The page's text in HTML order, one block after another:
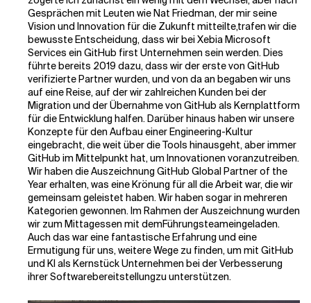
Gesprächen mit Leuten wie Nat Friedman, der mir seine
Vision und Innovation für die Zukunft mitteilte,trafen wir die
bewusste Entscheidung, dass wir bei Xebia Microsoft
Services ein GitHub first Unternehmen sein werden. Dies
führte bereits 2019 dazu, dass wir der erste von GitHub
verifizierte Partner wurden, und von da an begaben wir uns
auf eine Reise, auf der wir zahlreichen Kunden bei der
Migration und der Übernahme von GitHub als Kernplattform
für die Entwicklung halfen. Darüber hinaus haben wir unsere
Konzepte für den Aufbau einer Engineering-Kultur
eingebracht, die weit über die Tools hinausgeht, aber immer
GitHub im Mittelpunkt hat, um Innovationen voranzutreiben.
Wir haben die Auszeichnung GitHub Global Partner of the
Year erhalten, was eine Krönung für all die Arbeit war, die wir
gemeinsam geleistet haben. Wir haben sogar in mehreren
Kategorien gewonnen. Im Rahmen der Auszeichnung wurden
wir zum Mittagessen mit demFührungsteameingeladen.
Auch das war eine fantastische Erfahrung und eine
Ermutigung für uns, weitere Wege zu finden, um mit GitHub
und KI als Kernstück Unternehmen bei der Verbesserung
ihrerSoftwarebereitstellungzu unterstützen.